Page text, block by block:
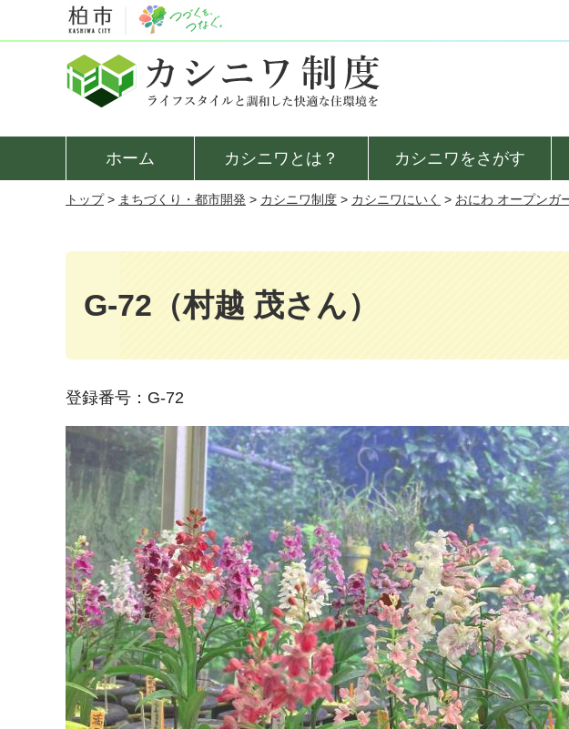
カシニワ制度
ホーム カシニワとは？ カシニワをさがす
トップ> まちづくり・都市開発 > カシニワ制度 > カシニワにいく > おにわ オープンガ
G-72（村越 茂さん）
登録番号：G-72